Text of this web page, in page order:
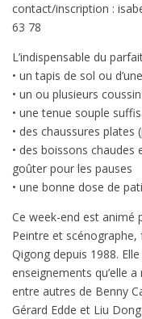
contact/inscription :
63 78
L’indispensable du
• un tapis de sol ou
• un ou plusieurs
• une tenue souple
• des chaussures
• des boissons chaudes
goûter pour les pauses
• une bonne dose de
Ce week-end est animé
Peintre et
Qigong depuis 1988.
enseignements qu’elle
entre autres de Benny
Gérard Edde et Liu Dong.